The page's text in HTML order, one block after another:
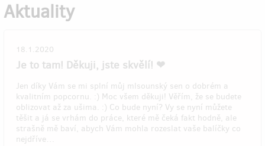
Aktuality
18.1.2020
Je to tam! Děkuji, jste skvělí! ❤
Jen díky Vám se mi splní můj mlsounský sen o dobrém a
kvalitním popcornu. :) Moc všem děkuji! Věřím, že se budete
oblizovat až za ušima. :) Co bude nyní? Vy se nyní můžete
těšit a já se vrhám do práce, které mě čeká fakt hodně, ale
strašně mě baví, abych Vám mohla rozeslat vaše balíčky co
nejdříve…